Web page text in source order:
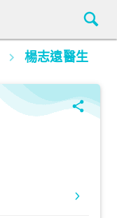
楊志遠醫生